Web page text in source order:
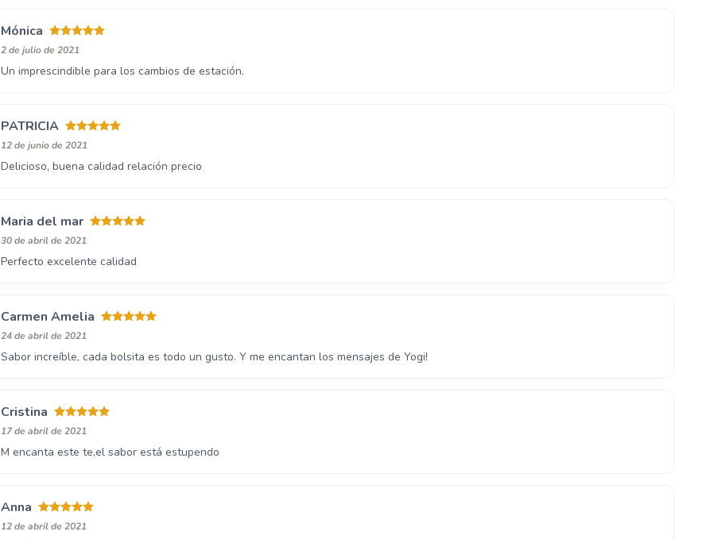
Mónica
2 de julio de 2021
Un imprescindible para los cambios de estación.
PATRICIA
12 de junio de 2021
Delicioso, buena calidad relación precio
Maria del mar
30 de abril de 2021
Perfecto excelente calidad
Carmen Amelia
24 de abril de 2021
Sabor increíble, cada bolsita es todo un gusto. Y me encantan los mensajes de Yogi!
Cristina
17 de abril de 2021
M encanta este te,el sabor está estupendo
Anna
12 de abril de 2021